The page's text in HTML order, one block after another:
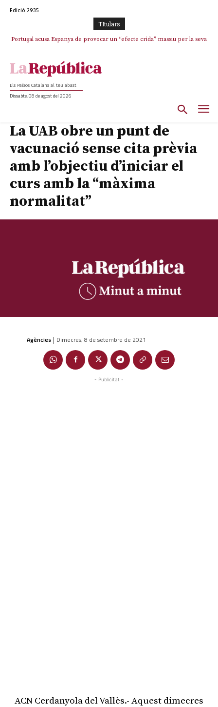
Edició 2935
TItulars
Portugal acusa Espanya de provocar un “efecte crida” massiu per la seva
Els Països Catalans al teu abast
Dissabte, 08 de agost del 2026
La UAB obre un punt de
vacunació sense cita prèvia
amb l’objectiu d’iniciar el
curs amb la “màxima
normalitat”
Agències | Dimecres, 8 de setembre de 2021
- Publicitat -
ACN Cerdanyola del Vallès.- Aquest dimecres